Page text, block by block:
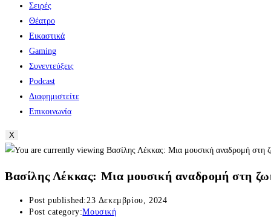
Σειρές
Θέατρο
Εικαστικά
Gaming
Συνεντεύξεις
Podcast
Διαφημιστείτε
Επικοινωνία
X
Βασίλης Λέκκας: Μια μουσική αναδρομή στη
Post published: 23 Δεκεμβρίου, 2024
Post category:Μουσική